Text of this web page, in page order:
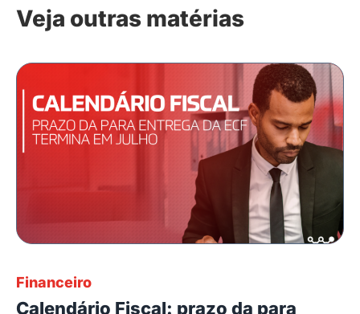
Veja outras matérias
Financeiro
Calendário Fiscal: prazo da para